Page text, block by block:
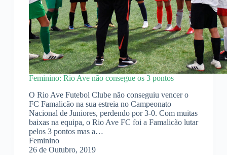
Feminino: Rio Ave não consegue os 3 pontos
O Rio Ave Futebol Clube não conseguiu vencer o
FC Famalicão na sua estreia no Campeonato
Nacional de Juniores, perdendo por 3-0. Com muitas
baixas na equipa, o Rio Ave FC foi a Famalicão lutar
pelos 3 pontos mas a…
Feminino
26 de Outubro, 2019